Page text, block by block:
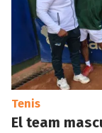
Tenis
El team